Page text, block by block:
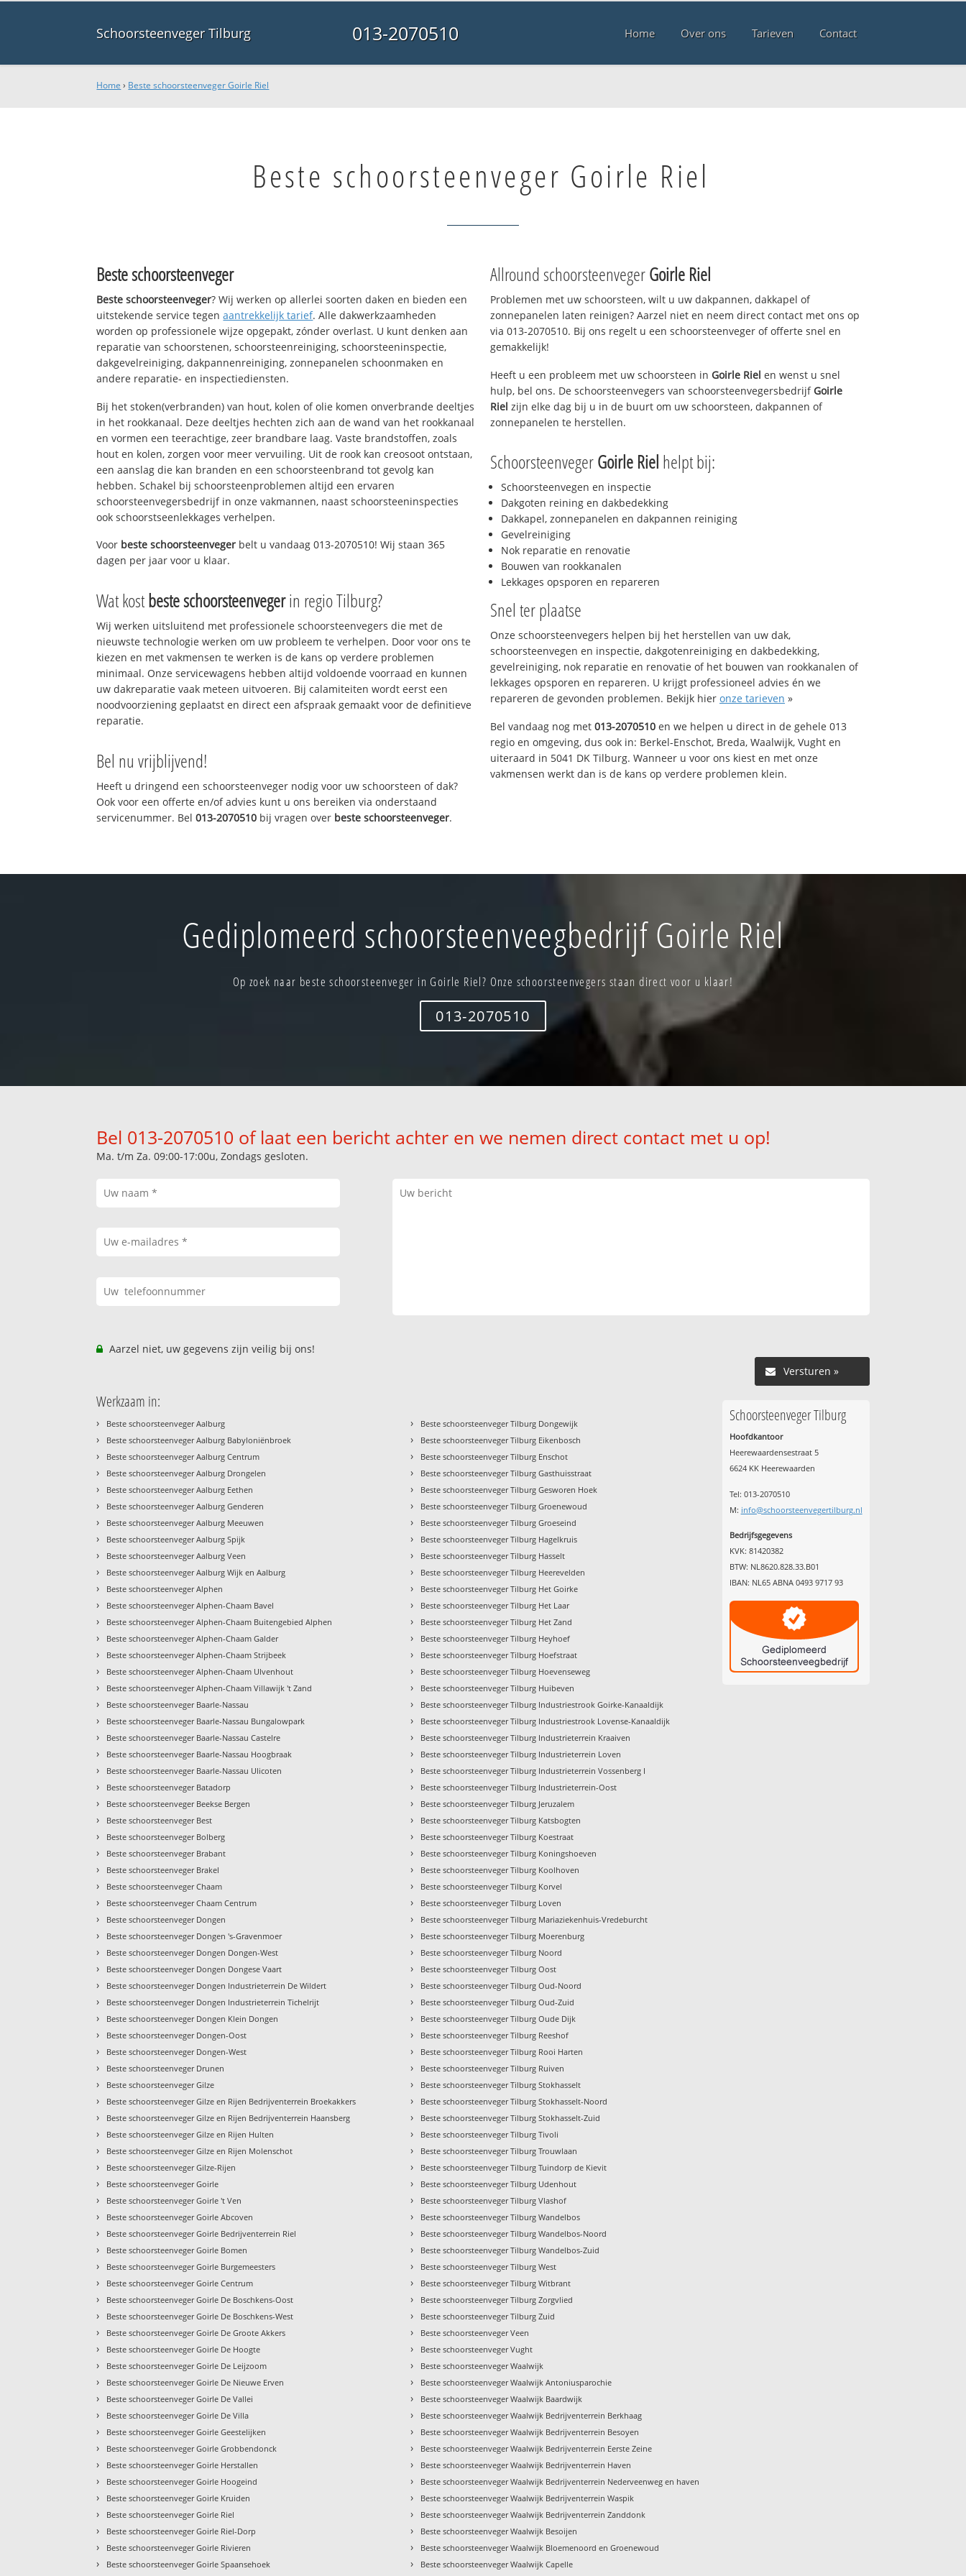
Schoorsteenveger Tilburg 013-2070510 Home Over ons Tarieven Contact
Home › Beste schoorsteenveger Goirle Riel
Beste schoorsteenveger Goirle Riel
Beste schoorsteenveger
Beste schoorsteenveger? Wij werken op allerlei soorten daken en bieden een
uitstekende service tegenaantrekkelijk tarief. Alle dakwerkzaamheden
worden op professionele wijze opgepakt, zónder overlast. U kunt denken aan
reparatie van schoorstenen, schoorsteenreiniging, schoorsteeninspectie,
dakgevelreiniging, dakpannenreiniging, zonnepanelen schoonmaken en
andere reparatie- en inspectiediensten.
Bij het stoken(verbranden) van hout, kolen of olie komen onverbrande deeltjes
in het rookkanaal. Deze deeltjes hechten zich aan de wand van het rookkanaal
en vormen een teerachtige, zeer brandbare laag. Vaste brandstoffen, zoals
hout en kolen, zorgen voor meer vervuiling. Uit de rook kan creosoot ontstaan,
een aanslag die kan branden en een schoorsteenbrand tot gevolg kan
hebben. Schakel bij schoorsteenproblemen altijd een ervaren
schoorsteenvegersbedrijf in onze vakmannen, naast schoorsteeninspecties
ook schoorstseenlekkages verhelpen.
Voor beste schoorsteenveger belt u vandaag 013-2070510! Wij staan 365
dagen per jaar voor u klaar.
Wat kostbeste schoorsteenvegerin regio Tilburg?
Wij werken uitsluitend met professionele schoorsteenvegers die met de
nieuwste technologie werken om uw probleem te verhelpen. Door voor ons te
kiezen en met vakmensen te werken is de kans op verdere problemen
minimaal. Onze servicewagens hebben altijd voldoende voorraad en kunnen
uw dakreparatie vaak meteen uitvoeren. Bij calamiteiten wordt eerst een
noodvoorziening geplaatst en direct een afspraak gemaakt voor de definitieve
reparatie.
Bel nu vrijblijvend!
Heeft u dringend een schoorsteenveger nodig voor uw schoorsteen of dak?
Ook voor een offerte en/of advies kunt u ons bereiken via onderstaand
servicenummer. Bel013-2070510 bij vragen over beste schoorsteenveger.
Allround schoorsteenvegerGoirle Riel
Problemen met uw schoorsteen, wilt u uw dakpannen, dakkapel of
zonnepanelen laten reinigen? Aarzel niet en neem direct contact met ons op
via 013-2070510. Bij ons regelt u een schoorsteenveger of offerte snel en
gemakkelijk!
Heeft u een probleem met uw schoorsteen in Goirle Riel en wenst u snel
hulp, bel ons. De schoorsteenvegers van schoorsteenvegersbedrijf Goirle
Riel zijn elke dag bij u in de buurt om uw schoorsteen, dakpannen of
zonnepanelen te herstellen.
SchoorsteenvegerGoirle Riel helpt bij:
Schoorsteenvegen en inspectie
Dakgoten reining en dakbedekking
Dakkapel, zonnepanelen en dakpannen reiniging
Gevelreiniging
Nok reparatie en renovatie
Bouwen van rookkanalen
Lekkages opsporen en repareren
Snel ter plaatse
Onze schoorsteenvegers helpen bij het herstellen van uw dak,
schoorsteenvegen en inspectie, dakgotenreiniging en dakbedekking,
gevelreiniging, nok reparatie en renovatie of het bouwen van rookkanalen of
lekkages opsporen en repareren. U krijgt professioneel advies én we
repareren de gevonden problemen. Bekijk hier onze tarieven »
Bel vandaag nog met 013-2070510 en we helpen u direct in de gehele 013
regio en omgeving, dus ook in: Berkel-Enschot, Breda, Waalwijk, Vught en
uiteraard in 5041 DK Tilburg. Wanneer u voor ons kiest en met onze
vakmensen werkt dan is de kans op verdere problemen klein.
Gediplomeerd schoorsteenveegbedrijf Goirle Riel
Op zoek naar beste schoorsteenveger in Goirle Riel? Onze schoorsteenvegers staan direct voor u klaar!
013-2070510
Bel 013-2070510 of laat een bericht achter en we nemen direct contact met u op!
Ma. t/m Za. 09:00-17:00u, Zondags gesloten.
Aarzel niet, uw gegevens zijn veilig bij ons!
Versturen »
Werkzaam in:
› Beste schoorsteenveger Aalburg
› Beste schoorsteenveger Aalburg Babyloniënbroek
› Beste schoorsteenveger Aalburg Centrum
› Beste schoorsteenveger Aalburg Drongelen
› Beste schoorsteenveger Aalburg Eethen
› Beste schoorsteenveger Aalburg Genderen
› Beste schoorsteenveger Aalburg Meeuwen
› Beste schoorsteenveger Aalburg Spijk
› Beste schoorsteenveger Aalburg Veen
› Beste schoorsteenveger Aalburg Wijk en Aalburg
› Beste schoorsteenveger Alphen
› Beste schoorsteenveger Alphen-Chaam Bavel
› Beste schoorsteenveger Alphen-Chaam Buitengebied Alphen
› Beste schoorsteenveger Alphen-Chaam Galder
› Beste schoorsteenveger Alphen-Chaam Strijbeek
› Beste schoorsteenveger Alphen-Chaam Ulvenhout
› Beste schoorsteenveger Alphen-Chaam Villawijk 't Zand
› Beste schoorsteenveger Baarle-Nassau
› Beste schoorsteenveger Baarle-Nassau Bungalowpark
› Beste schoorsteenveger Baarle-Nassau Castelre
› Beste schoorsteenveger Baarle-Nassau Hoogbraak
› Beste schoorsteenveger Baarle-Nassau Ulicoten
› Beste schoorsteenveger Batadorp
› Beste schoorsteenveger Beekse Bergen
› Beste schoorsteenveger Best
› Beste schoorsteenveger Bolberg
› Beste schoorsteenveger Brabant
› Beste schoorsteenveger Brakel
› Beste schoorsteenveger Chaam
› Beste schoorsteenveger Chaam Centrum
› Beste schoorsteenveger Dongen
› Beste schoorsteenveger Dongen 's-Gravenmoer
› Beste schoorsteenveger Dongen Dongen-West
› Beste schoorsteenveger Dongen Dongese Vaart
› Beste schoorsteenveger Dongen Industrieterrein De Wildert
› Beste schoorsteenveger Dongen Industrieterrein Tichelrijt
› Beste schoorsteenveger Dongen Klein Dongen
› Beste schoorsteenveger Dongen-Oost
› Beste schoorsteenveger Dongen-West
› Beste schoorsteenveger Drunen
› Beste schoorsteenveger Gilze
› Beste schoorsteenveger Gilze en Rijen Bedrijventerrein Broekakkers
› Beste schoorsteenveger Gilze en Rijen Bedrijventerrein Haansberg
› Beste schoorsteenveger Gilze en Rijen Hulten
› Beste schoorsteenveger Gilze en Rijen Molenschot
› Beste schoorsteenveger Gilze-Rijen
› Beste schoorsteenveger Goirle
› Beste schoorsteenveger Goirle 't Ven
› Beste schoorsteenveger Goirle Abcoven
› Beste schoorsteenveger Goirle Bedrijventerrein Riel
› Beste schoorsteenveger Goirle Bomen
› Beste schoorsteenveger Goirle Burgemeesters
› Beste schoorsteenveger Goirle Centrum
› Beste schoorsteenveger Goirle De Boschkens-Oost
› Beste schoorsteenveger Goirle De Boschkens-West
› Beste schoorsteenveger Goirle De Groote Akkers
› Beste schoorsteenveger Goirle De Hoogte
› Beste schoorsteenveger Goirle De Leijzoom
› Beste schoorsteenveger Goirle De Nieuwe Erven
› Beste schoorsteenveger Goirle De Vallei
› Beste schoorsteenveger Goirle De Villa
› Beste schoorsteenveger Goirle Geestelijken
› Beste schoorsteenveger Goirle Grobbendonck
› Beste schoorsteenveger Goirle Herstallen
› Beste schoorsteenveger Goirle Hoogeind
› Beste schoorsteenveger Goirle Kruiden
› Beste schoorsteenveger Goirle Riel
› Beste schoorsteenveger Goirle Riel-Dorp
› Beste schoorsteenveger Goirle Rivieren
› Beste schoorsteenveger Goirle Spaansehoek
› Beste schoorsteenveger Tilburg Dongewijk
› Beste schoorsteenveger Tilburg Eikenbosch
› Beste schoorsteenveger Tilburg Enschot
› Beste schoorsteenveger Tilburg Gasthuisstraat
› Beste schoorsteenveger Tilburg Gesworen Hoek
› Beste schoorsteenveger Tilburg Groenewoud
› Beste schoorsteenveger Tilburg Groeseind
› Beste schoorsteenveger Tilburg Hagelkruis
› Beste schoorsteenveger Tilburg Hasselt
› Beste schoorsteenveger Tilburg Heerevelden
› Beste schoorsteenveger Tilburg Het Goirke
› Beste schoorsteenveger Tilburg Het Laar
› Beste schoorsteenveger Tilburg Het Zand
› Beste schoorsteenveger Tilburg Heyhoef
› Beste schoorsteenveger Tilburg Hoefstraat
› Beste schoorsteenveger Tilburg Hoevenseweg
› Beste schoorsteenveger Tilburg Huibeven
› Beste schoorsteenveger Tilburg Industriestrook Goirke-Kanaaldijk
› Beste schoorsteenveger Tilburg Industriestrook Lovense-Kanaaldijk
› Beste schoorsteenveger Tilburg Industrieterrein Kraaiven
› Beste schoorsteenveger Tilburg Industrieterrein Loven
› Beste schoorsteenveger Tilburg Industrieterrein Vossenberg I
› Beste schoorsteenveger Tilburg Industrieterrein-Oost
› Beste schoorsteenveger Tilburg Jeruzalem
› Beste schoorsteenveger Tilburg Katsbogten
› Beste schoorsteenveger Tilburg Koestraat
› Beste schoorsteenveger Tilburg Koningshoeven
› Beste schoorsteenveger Tilburg Koolhoven
› Beste schoorsteenveger Tilburg Korvel
› Beste schoorsteenveger Tilburg Loven
› Beste schoorsteenveger Tilburg Mariaziekenhuis-Vredeburcht
› Beste schoorsteenveger Tilburg Moerenburg
› Beste schoorsteenveger Tilburg Noord
› Beste schoorsteenveger Tilburg Oost
› Beste schoorsteenveger Tilburg Oud-Noord
› Beste schoorsteenveger Tilburg Oud-Zuid
› Beste schoorsteenveger Tilburg Oude Dijk
› Beste schoorsteenveger Tilburg Reeshof
› Beste schoorsteenveger Tilburg Rooi Harten
› Beste schoorsteenveger Tilburg Ruiven
› Beste schoorsteenveger Tilburg Stokhasselt
› Beste schoorsteenveger Tilburg Stokhasselt-Noord
› Beste schoorsteenveger Tilburg Stokhasselt-Zuid
› Beste schoorsteenveger Tilburg Tivoli
› Beste schoorsteenveger Tilburg Trouwlaan
› Beste schoorsteenveger Tilburg Tuindorp de Kievit
› Beste schoorsteenveger Tilburg Udenhout
› Beste schoorsteenveger Tilburg Vlashof
› Beste schoorsteenveger Tilburg Wandelbos
› Beste schoorsteenveger Tilburg Wandelbos-Noord
› Beste schoorsteenveger Tilburg Wandelbos-Zuid
› Beste schoorsteenveger Tilburg West
› Beste schoorsteenveger Tilburg Witbrant
› Beste schoorsteenveger Tilburg Zorgvlied
› Beste schoorsteenveger Tilburg Zuid
› Beste schoorsteenveger Veen
› Beste schoorsteenveger Vught
› Beste schoorsteenveger Waalwijk
› Beste schoorsteenveger Waalwijk Antoniusparochie
› Beste schoorsteenveger Waalwijk Baardwijk
› Beste schoorsteenveger Waalwijk Bedrijventerrein Berkhaag
› Beste schoorsteenveger Waalwijk Bedrijventerrein Besoyen
› Beste schoorsteenveger Waalwijk Bedrijventerrein Eerste Zeine
› Beste schoorsteenveger Waalwijk Bedrijventerrein Haven
› Beste schoorsteenveger Waalwijk Bedrijventerrein Nederveenweg en haven
› Beste schoorsteenveger Waalwijk Bedrijventerrein Waspik
› Beste schoorsteenveger Waalwijk Bedrijventerrein Zanddonk
› Beste schoorsteenveger Waalwijk Besoijen
› Beste schoorsteenveger Waalwijk Bloemenoord en Groenewoud
› Beste schoorsteenveger Waalwijk Capelle
Schoorsteenveger Tilburg
Hoofdkantoor
Heerewaardensestraat 5
6624 KK Heerewaarden
Tel: 013-2070510
M: info@schoorsteenvegertilburg.nl
Bedrijfsgegevens
KVK: 81420382
BTW: NL8620.828.33.B01
IBAN: NL65 ABNA 0493 9717 93